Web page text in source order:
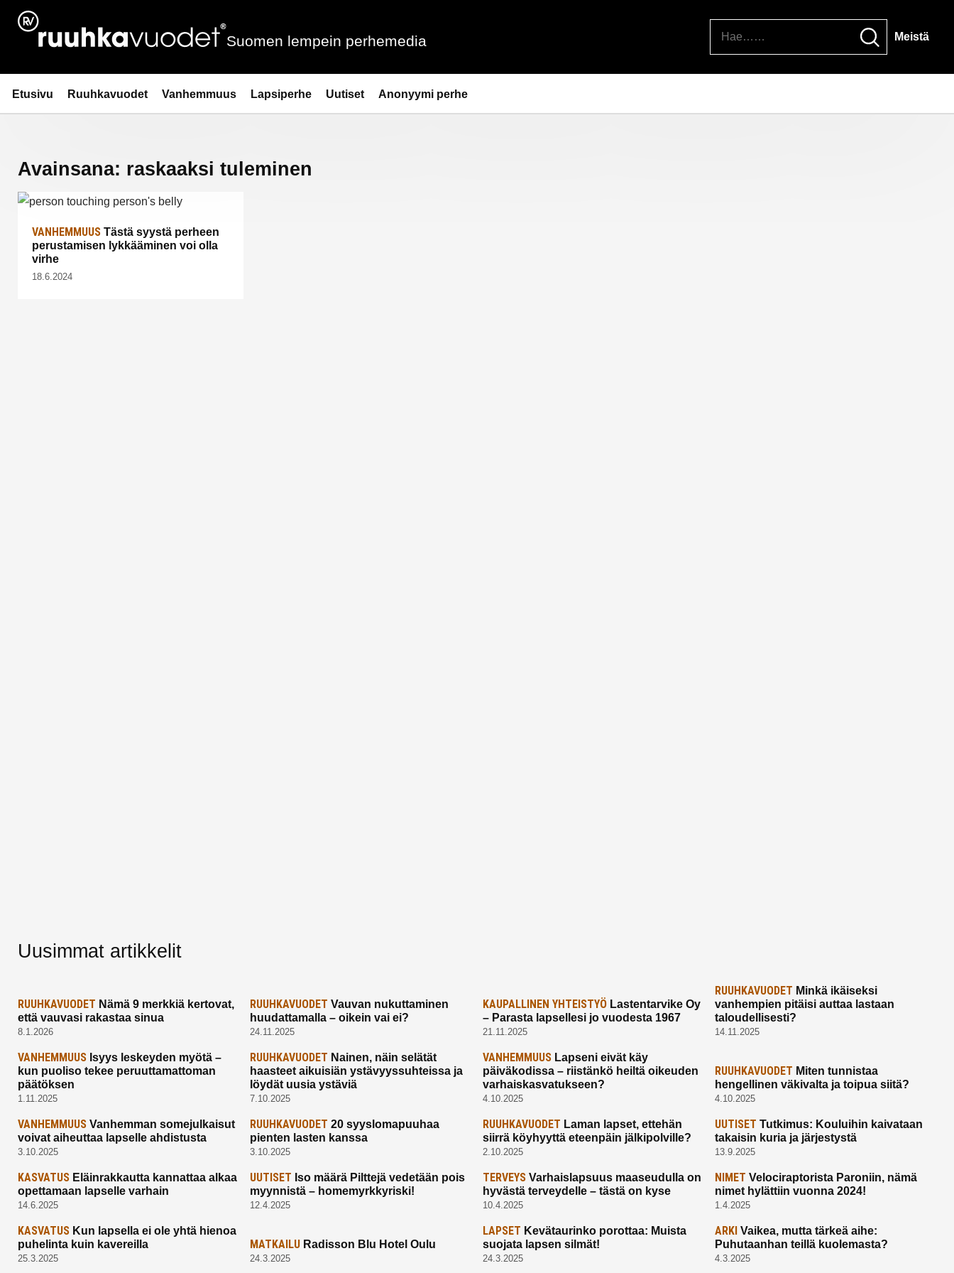
Siirry
sisältöön
Ruuhkavuodet.fi
Suomen lempein perhemedia Meistä
Etusivu Ruuhkavuodet Vanhemmuus Lapsiperhe Uutiset Anonyymi perhe
Avainsana: raskaaksi tuleminen
VANHEMMUUS Tästä syystä perheen
perustamisen lykkääminen voi olla
virhe
18.6.2024
Uusimmat artikkelit
RUUHKAVUODET Nämä 9 merkkiä kertovat,
että vauvasi rakastaa sinua
8.1.2026
RUUHKAVUODET Vauvan nukuttaminen
huudattamalla – oikein vai ei?
24.11.2025
KAUPALLINEN YHTEISTYÖLastentarvike Oy
– Parasta lapsellesi jo vuodesta 1967
21.11.2025
RUUHKAVUODET Minkä ikäiseksi
vanhempien pitäisi auttaa lastaan
taloudellisesti?
14.11.2025
VANHEMMUUS Isyys leskeyden myötä –
kun puoliso tekee peruuttamattoman
päätöksen
1.11.2025
RUUHKAVUODET Nainen, näin selätät
haasteet aikuisiän ystävyyssuhteissa ja
löydät uusia ystäviä
7.10.2025
VANHEMMUUSLapseni eivät käy
päiväkodissa – riistänkö heiltä oikeuden
varhaiskasvatukseen?
4.10.2025
RUUHKAVUODET Miten tunnistaa
hengellinen väkivalta ja toipua siitä?
4.10.2025
VANHEMMUUS Vanhemman somejulkaisut
voivat aiheuttaa lapselle ahdistusta
3.10.2025
RUUHKAVUODET 20 syyslomapuuhaa
pienten lasten kanssa
3.10.2025
RUUHKAVUODET Laman lapset, ettehän
siirrä köyhyyttä eteenpäin jälkipolville?
2.10.2025
UUTISET Tutkimus: Kouluihin kaivataan
takaisin kuria ja järjestystä
13.9.2025
KASVATUS Eläinrakkautta kannattaa alkaa
opettamaan lapselle varhain
14.6.2025
UUTISET Iso määrä Pilttejä vedetään pois
myynnistä – homemyrkkyriski!
12.4.2025
TERVEYSVarhaislapsuus maaseudulla on
hyvästä terveydelle – tästä on kyse
10.4.2025
NIMET Velociraptorista Paroniin, nämä
nimet hylättiin vuonna 2024!
1.4.2025
KASVATUS Kun lapsella ei ole yhtä hienoa
puhelinta kuin kavereilla
25.3.2025
MATKAILU Radisson Blu Hotel Oulu
24.3.2025
LAPSET Kevätaurinko porottaa: Muista
suojata lapsen silmät!
24.3.2025
ARKI Vaikea, mutta tärkeä aihe:
Puhutaanhan teillä kuolemasta?
4.3.2025